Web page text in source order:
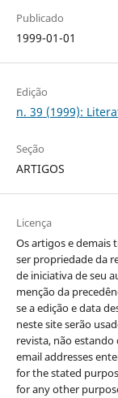
Publicado
1999-01-01
Edição
n. 39 (1999):
Seção
ARTIGOS
Licença
Os artigos e demais
ser propriedade da
de iniciativa de seu
menção da
se a edição e data
neste site serão
revista, não estando
email addresses
for the stated
for any other